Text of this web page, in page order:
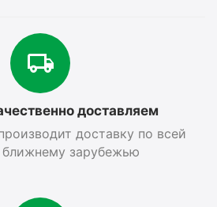
доставляем
доставку по всей
зарубежью